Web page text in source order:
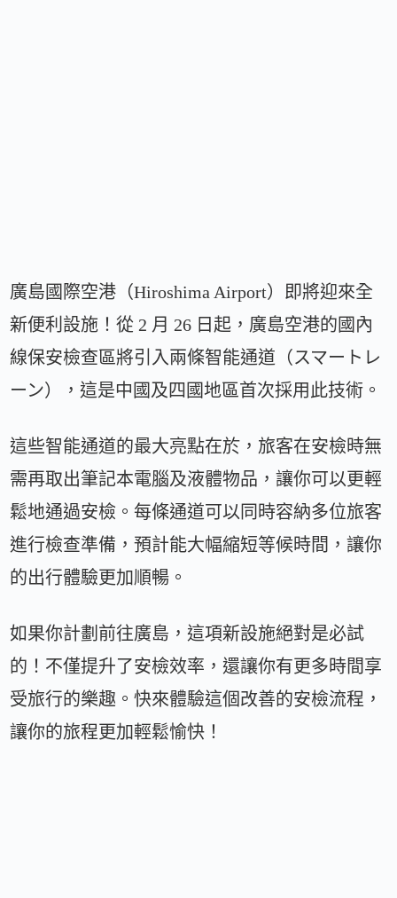
廣島國際空港（Hiroshima Airport）即將迎來全
新便利設施！從 2 月 26 日起，廣島空港的國內
線保安檢查區將引入兩條智能通道（スマートレ
ーン），這是中國及四國地區首次採用此技術。
這些智能通道的最大亮點在於，旅客在安檢時無
需再取出筆記本電腦及液體物品，讓你可以更輕
鬆地通過安檢。每條通道可以同時容納多位旅客
進行檢查準備，預計能大幅縮短等候時間，讓你
的出行體驗更加順暢。
如果你計劃前往廣島，這項新設施絕對是必試
的！不僅提升了安檢效率，還讓你有更多時間享
受旅行的樂趣。快來體驗這個改善的安檢流程，
讓你的旅程更加輕鬆愉快！